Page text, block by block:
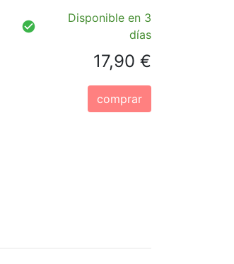
Disponible en 3
días
17,90 €
comprar